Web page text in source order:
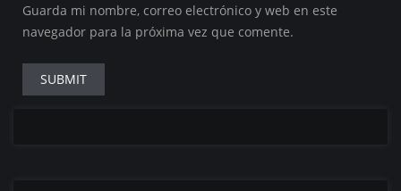
Guarda mi nombre, correo electrónico y web en este
navegador para la próxima vez que comente.